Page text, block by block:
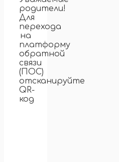
родители!
Для
перехода
на
платформу
обратной
связи
(ПОС)
отсканируйте
QR-
код